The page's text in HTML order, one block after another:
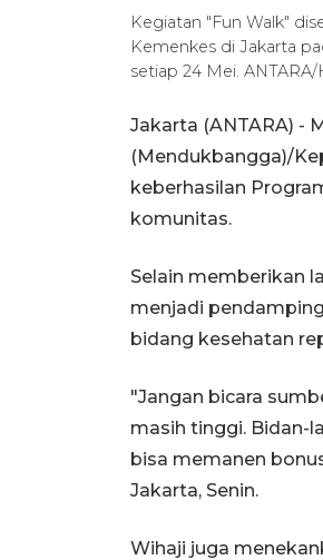
Kegiatan "Fun Walk"
Kemenkes di Jakarta
setiap 24 Mei.
Jakarta (ANTARA) -
(Mendukbangga)/
keberhasilan
komunitas.
Selain memberikan
menjadi
bidang kesehatan
"Jangan bicara
masih tinggi. Bidan-
bisa memanen
Jakarta, Senin.
Wihaji juga